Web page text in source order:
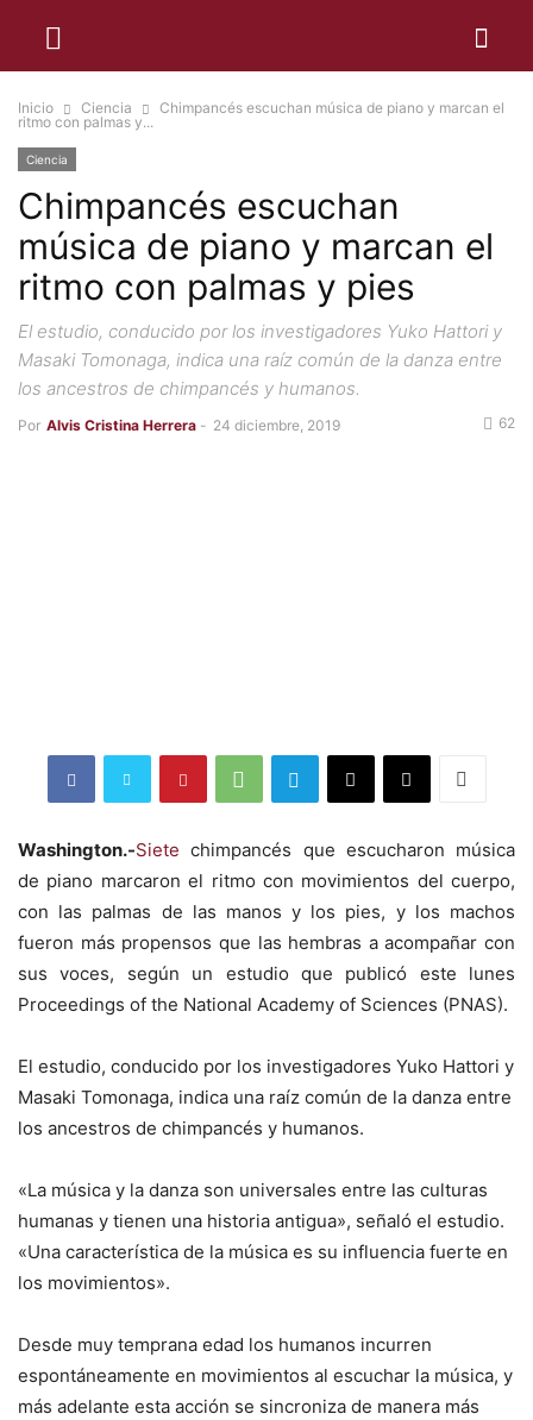
Inicio Ciencia
Chimpancés escuchan música de piano y marcan el
ritmo con palmas y...
Ciencia
Chimpancés escuchan
música de piano y marcan el
ritmo con palmas y pies
El estudio, conducido por los investigadores Yuko Hattori y
Masaki Tomonaga, indica una raíz común de la danza entre
los ancestros de chimpancés y humanos.
Por Alvis Cristina Herrera - 24 diciembre, 2019 62
Washington.-Siete chimpancés que escucharon música
de piano marcaron el ritmo con movimientos del cuerpo,
con las palmas de las manos y los pies, y los machos
fueron más propensos que las hembras a acompañar con
sus voces, según un estudio que publicó este lunes
Proceedings of the National Academy of Sciences (PNAS).
El estudio, conducido por los investigadores Yuko Hattori y
Masaki Tomonaga, indica una raíz común de la danza entre
los ancestros de chimpancés y humanos.
«La música y la danza son universales entre las culturas
humanas y tienen una historia antigua», señaló el estudio.
«Una característica de la música es su influencia fuerte en
los movimientos».
Desde muy temprana edad los humanos incurren
espontáneamente en movimientos al escuchar la música, y
más adelante esta acción se sincroniza de manera más